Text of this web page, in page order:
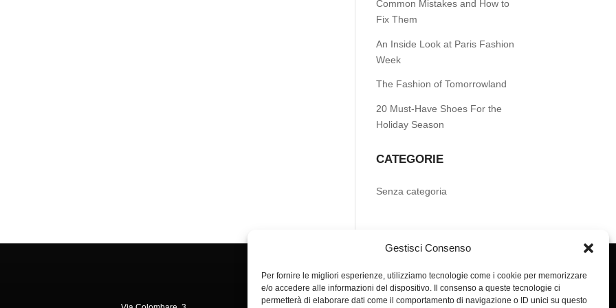
Gestisci Consenso
Per fornire le migliori esperienze, utilizziamo tecnologie come i cookie per memorizzare
e/o accedere alle informazioni del dispositivo. Il consenso a queste tecnologie ci
permetterà di elaborare dati come il comportamento di navigazione o ID unici su questo
Common Mistakes and How to
Fix Them
An Inside Look at Paris Fashion
Week
The Fashion of Tomorrowland
20 Must-Have Shoes For the
Holiday Season
CATEGORIE
Senza categoria